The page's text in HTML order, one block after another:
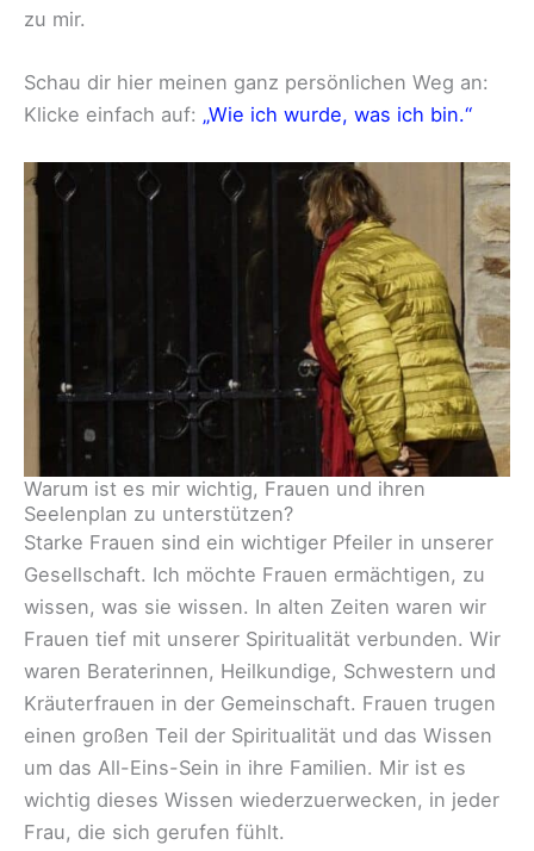
zu mir.
Schau dir hier meinen ganz persönlichen Weg an:
Klicke einfach auf: „Wie ich wurde, was ich bin.“
Warum ist es mir wichtig, Frauen und ihren
Seelenplan zu unterstützen?
Starke Frauen sind ein wichtiger Pfeiler in unserer
Gesellschaft. Ich möchte Frauen ermächtigen, zu
wissen, was sie wissen. In alten Zeiten waren wir
Frauen tief mit unserer Spiritualität verbunden. Wir
waren Beraterinnen, Heilkundige, Schwestern und
Kräuterfrauen in der Gemeinschaft. Frauen trugen
einen großen Teil der Spiritualität und das Wissen
um das All-Eins-Sein in ihre Familien. Mir ist es
wichtig dieses Wissen wiederzuerwecken, in jeder
Frau, die sich gerufen fühlt.